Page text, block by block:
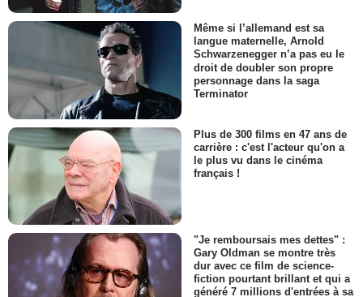
Même si l’allemand est sa
langue maternelle, Arnold
Schwarzenegger n’a pas eu le
droit de doubler son propre
personnage dans la saga
Terminator
Plus de 300 films en 47 ans de
carrière : c'est l'acteur qu'on a
le plus vu dans le cinéma
français !
"Je remboursais mes dettes" :
Gary Oldman se montre très
dur avec ce film de science-
fiction pourtant brillant et qui a
généré 7 millions d'entrées à sa